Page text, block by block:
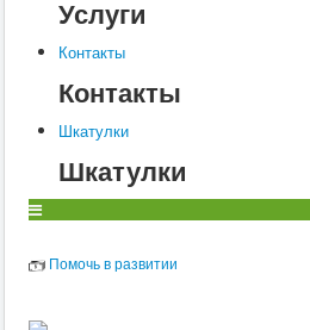
Услуги
Контакты
Контакты
Шкатулки
Шкатулки
Помочь в развитии